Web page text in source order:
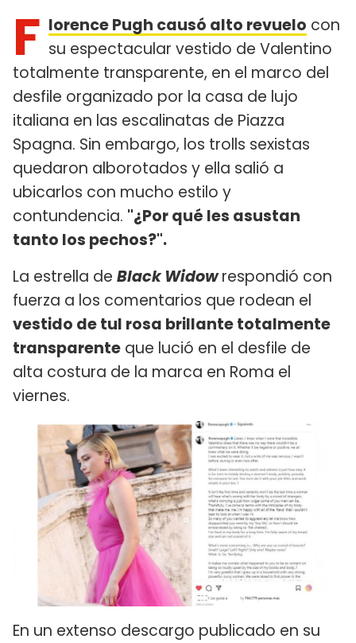
F lorence Pugh causó alto revuelo con
su espectacular vestido de Valentino
totalmente transparente, en el marco del
desfile organizado por la casa de lujo
italiana en las escalinatas de Piazza
Spagna. Sin embargo, los trolls sexistas
quedaron alborotados y ella salió a
ubicarlos con mucho estilo y
contundencia. "¿Por qué les asustan
tanto los pechos?".
La estrella de Black Widowrespondió con
fuerza a los comentarios que rodean el
vestido de tul rosa brillante totalmente
transparente que lució en el desfile de
alta costura de la marca en Roma el
viernes.
En un extenso descargo publicado en su